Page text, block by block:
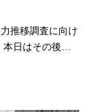
推移調査に向け
日はその後大
んとした教室